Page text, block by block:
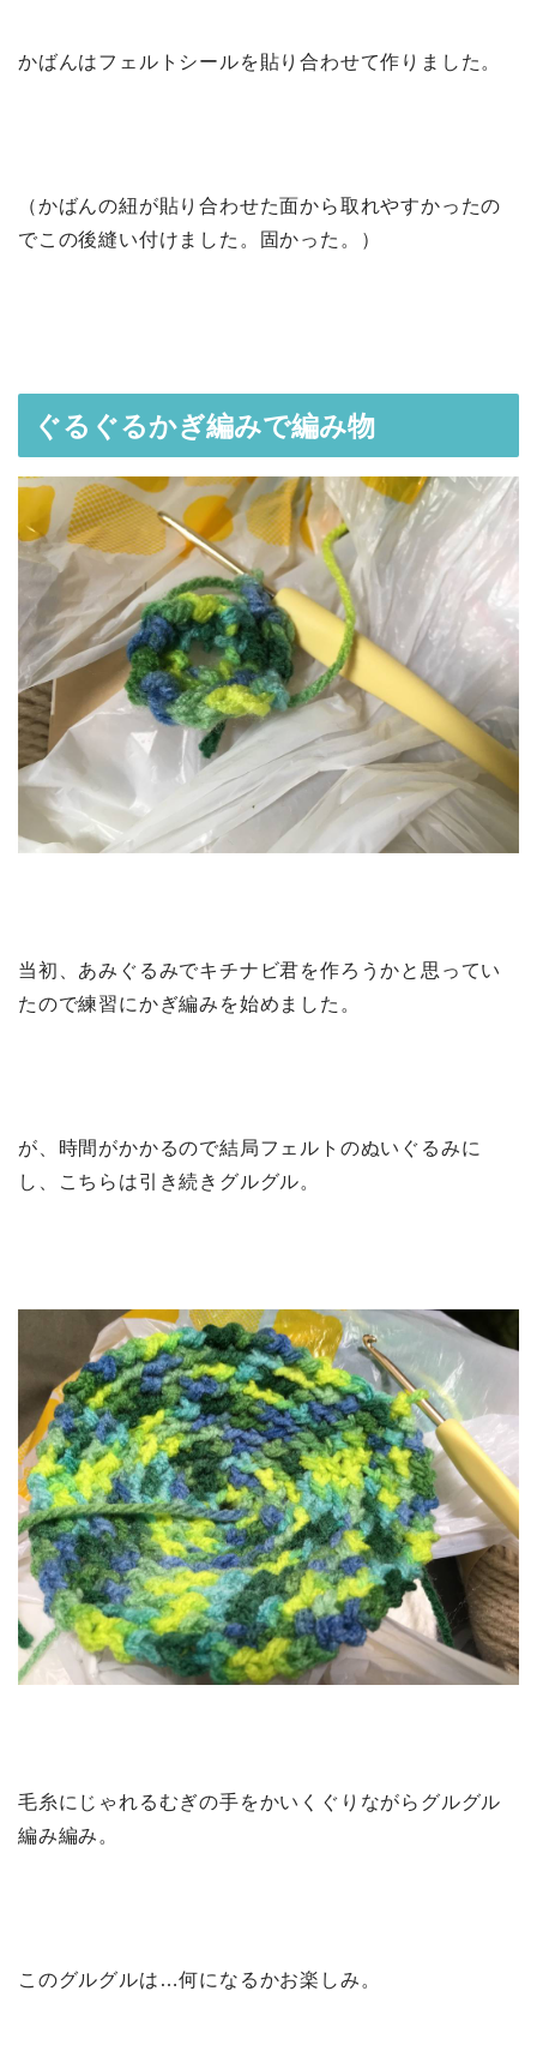
かばんはフェルトシールを貼り合わせて作りました。
（かばんの紐が貼り合わせた面から取れやすかったの
でこの後縫い付けました。固かった。）
ぐるぐるかぎ編みで編み物
当初、あみぐるみでキチナビ君を作ろうかと思ってい
たので練習にかぎ編みを始めました。
が、時間がかかるので結局フェルトのぬいぐるみに
し、こちらは引き続きグルグル。
毛糸にじゃれるむぎの手をかいくぐりながらグルグル
編み編み。
このグルグルは…何になるかお楽しみ。